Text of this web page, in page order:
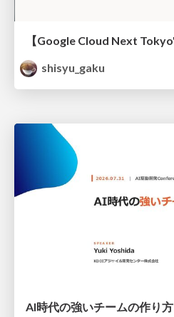
shisyu_gaku
AI時代の強いチームの作り方